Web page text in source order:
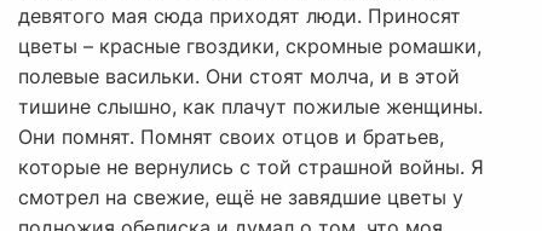
девятого мая сюда приходят люди. Приносят
цветы – красные гвоздики, скромные ромашки,
полевые васильки. Они стоят молча, и в этой
тишине слышно, как плачут пожилые женщины.
Они помнят. Помнят своих отцов и братьев,
которые не вернулись с той страшной войны. Я
смотрел на свежие, ещё не завядшие цветы у